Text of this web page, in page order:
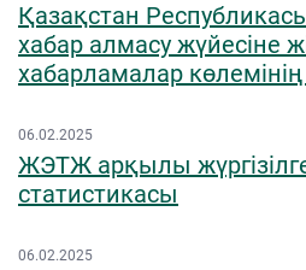
Қазақстан
хабар алмасу жүйесіне
хабарламалар
06.02.2025
ЖЭТЖ арқылы
статистикасы
06.02.2025